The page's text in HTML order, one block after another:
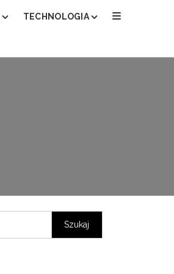
TECHNOLOGIA
JAKI DYKTAFON WYBRAĆ I KUPIĆ?